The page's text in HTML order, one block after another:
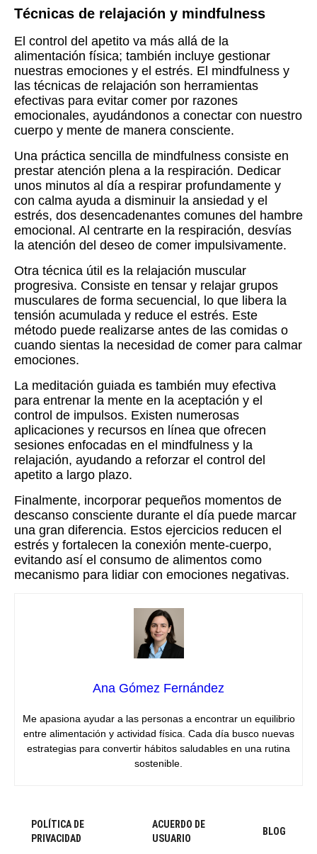
Técnicas de relajación y mindfulness
El control del apetito va más allá de la
alimentación física; también incluye gestionar
nuestras emociones y el estrés. El mindfulness y
las técnicas de relajación son herramientas
efectivas para evitar comer por razones
emocionales, ayudándonos a conectar con nuestro
cuerpo y mente de manera consciente.
Una práctica sencilla de mindfulness consiste en
prestar atención plena a la respiración. Dedicar
unos minutos al día a respirar profundamente y
con calma ayuda a disminuir la ansiedad y el
estrés, dos desencadenantes comunes del hambre
emocional. Al centrarte en la respiración, desvías
la atención del deseo de comer impulsivamente.
Otra técnica útil es la relajación muscular
progresiva. Consiste en tensar y relajar grupos
musculares de forma secuencial, lo que libera la
tensión acumulada y reduce el estrés. Este
método puede realizarse antes de las comidas o
cuando sientas la necesidad de comer para calmar
emociones.
La meditación guiada es también muy efectiva
para entrenar la mente en la aceptación y el
control de impulsos. Existen numerosas
aplicaciones y recursos en línea que ofrecen
sesiones enfocadas en el mindfulness y la
relajación, ayudando a reforzar el control del
apetito a largo plazo.
Finalmente, incorporar pequeños momentos de
descanso consciente durante el día puede marcar
una gran diferencia. Estos ejercicios reducen el
estrés y fortalecen la conexión mente-cuerpo,
evitando así el consumo de alimentos como
mecanismo para lidiar con emociones negativas.
Ana Gómez Fernández
Me apasiona ayudar a las personas a encontrar un equilibrio
entre alimentación y actividad física. Cada día busco nuevas
estrategias para convertir hábitos saludables en una rutina
sostenible.
POLÍTICA DE
PRIVACIDAD
ACUERDO DE
USUARIO
BLOG